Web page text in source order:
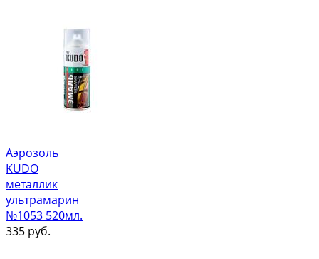
Аэрозоль
KUDO
металлик
ультрамарин
№1053 520мл.
335 руб.